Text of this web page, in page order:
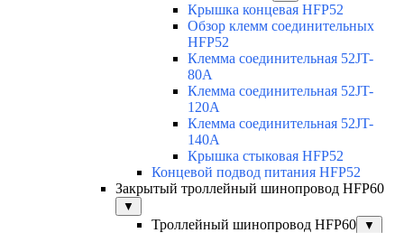
Крышка концевая HFP52
Обзор клемм соединительных
HFP52
Клемма соединительная 52JT-
80A
Клемма соединительная 52JT-
120A
Клемма соединительная 52JT-
140A
Крышка стыковая HFP52
Концевой подвод питания HFP52
Закрытый троллейный шинопровод HFP60
▼
Троллейный шинопровод HFP60 ▼